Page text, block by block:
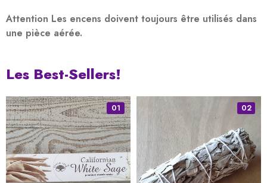
Attention Les encens doivent toujours être utilisés dans
une pièce aérée.
Les Best-Sellers!
01 02